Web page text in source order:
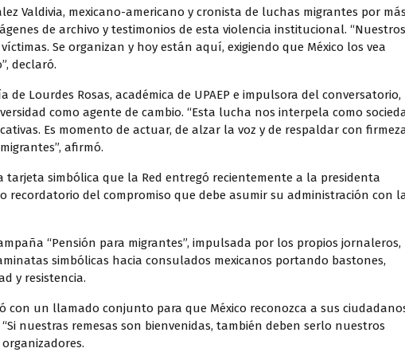
Valdivia, mexicano-americano y cronista de luchas migrantes por más
de archivo y testimonios de esta violencia institucional. “Nuestros
Se organizan y hoy están aquí, exigiendo que México los vea
declaró.
de Lourdes Rosas, académica de UPAEP e impulsora del conversatorio,
como agente de cambio. “Esta lucha nos interpela como
Es momento de actuar, de alzar la voz y de respaldar con
afirmó.
tarjeta simbólica que la Red entregó recientemente a la presidenta
recordatorio del compromiso que debe asumir su administración con
“Pensión para migrantes”, impulsada por los propios jornaleros,
simbólicas hacia consulados mexicanos portando bastones,
y resistencia.
con un llamado conjunto para que México reconozca a sus
nuestras remesas son bienvenidas, también deben serlo nuestros